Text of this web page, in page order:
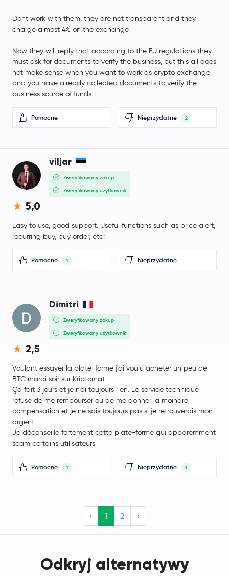
Dont work with them, they are not transparent and they
charge almost 4% on the exchange
Now they will reply that according to the EU regulations they
must ask for documents to verify the business, but this all does
not make sense when you want to work as crypto exchange
and you have already collected documents to verify the
business source of funds.
Pomocne Nieprzydatne 2
viljar
Zweryfikowany zakup
Zweryfikowany użytkownik
5,0
Easy to use, good support. Useful functions such as price alert,
recurring buy, buy order, etc!
Pomocne 1 Nieprzydatne
Dimitri
Zweryfikowany zakup
Zweryfikowany użytkownik
2,5
Voulant essayer la plate-forme j'ai voulu acheter un peu de
BTC mardi soir sur Kriptomat.
Ça fait 3 jours et je n'ai toujours rien. Le service technique
refuse de me rembourser ou de me donner la moindre
compensation et je ne sais toujours pas si je retrouverais mon
argent.
Je déconseille fortement cette plate-forme qui apparemment
scam certains utilisateurs
Pomocne 1 Nieprzydatne 1
‹ 1 2 ›
Odkryj alternatywy